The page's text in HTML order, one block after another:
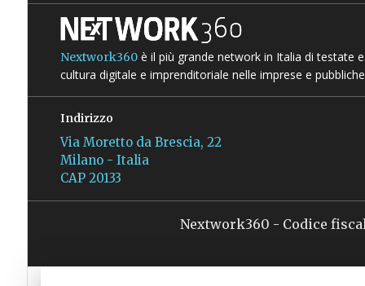
Nextwork360è il più grande network in Italia di testate
cultura digitale e imprenditoriale nelle imprese e
Indirizzo
Via Moretto da Brescia, 22
Milano - Italia
CAP 20133
Nextwork360 - Codice